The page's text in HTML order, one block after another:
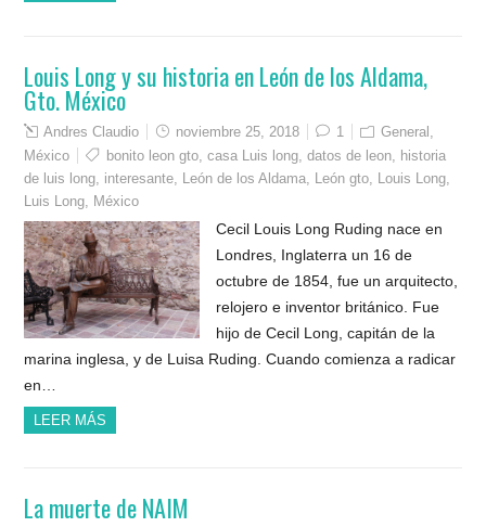
Louis Long y su historia en León de los Aldama,
Gto. México
Andres Claudio noviembre 25, 2018 1 General ,
México
bonito leon gto,casa Luis long,datos de leon, historia
de luis long, interesante, León de los Aldama, León gto, Louis Long,
Luis Long, México
Cecil Louis Long Ruding nace en
Londres, Inglaterra un 16 de
octubre de 1854, fue un arquitecto,
relojero e inventor británico. Fue
hijo de Cecil Long, capitán de la
marina inglesa, y de Luisa Ruding. Cuando comienza a radicar
en…
LEER MÁS
La muerte de NAIM